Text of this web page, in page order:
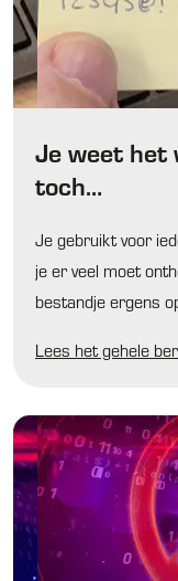
Je weet het
toch…
Je gebruikt voor
je er veel moet
bestandje ergens
Lees het gehele